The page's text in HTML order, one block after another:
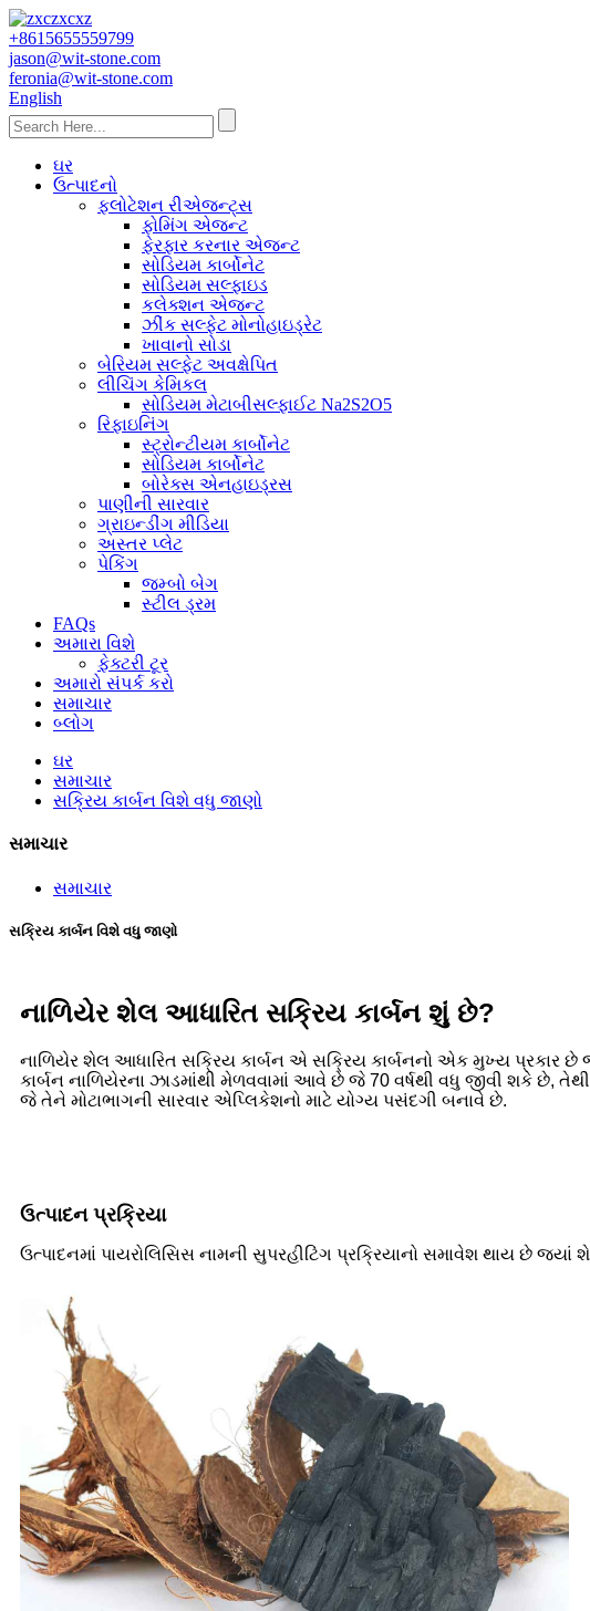
+8615655559799
jason@wit-stone.com
feronia@wit-stone.com
English
ઘર
ઉત્પાદનો
ફ્લોટેશન રીએજન્ટ્સ
ફોમિંગ એજન્ટ
ફેરફાર કરનાર એજન્ટ
સોડિયમ કાર્બોનેટ
સોડિયમ સલ્ફાઇડ
કલેક્શન એજન્ટ
ઝીંક સલ્ફેટ મોનોહાઇડ્રેટ
ખાવાનો સોડા
બેરિયમ સલ્ફેટ અવક્ષેપિત
લીચિંગ કેમિકલ
સોડિયમ મેટાબીસલ્ફાઈટ Na2S2O5
રિફાઇનિંગ
સ્ટ્રોન્ટીયમ કાર્બોનેટ
સોડિયમ કાર્બોનેટ
બોરેક્સ એનહાઇડ્રસ
પાણીની સારવાર
ગ્રાઇન્ડીંગ મીડિયા
અસ્તર પ્લેટ
પેકિંગ
જમ્બો બેગ
સ્ટીલ ડ્રમ
FAQs
અમારા વિશે
ફેક્ટરી ટૂર
અમારો સંપર્ક કરો
સમાચાર
બ્લોગ
ઘર
સમાચાર
સક્રિય કાર્બન વિશે વધુ જાણો
સમાચાર
સમાચાર
સક્રિય કાર્બન વિશે વધુ જાણો
નાળિયેર શેલ આધારિત સક્રિય કાર્બન શું છે?
નાળિયેર શેલ આધારિત સક્રિય કાર્બન એ સક્રિય કાર્બનનો એક મુખ્ય પ્રકાર છે
કાર્બન નાળિયેરના ઝાડમાંથી મેળવવામાં આવે છે જે 70 વર્ષથી વધુ જીવી શકે છે,
જે તેને મોટાભાગની સારવાર એપ્લિકેશનો માટે યોગ્ય પસંદગી બનાવે છે.
ઉત્પાદન પ્રક્રિયા
ઉત્પાદનમાં પાયરોલિસિસ નામની સુપરહીટિંગ પ્રક્રિયાનો સમાવેશ થાય છે